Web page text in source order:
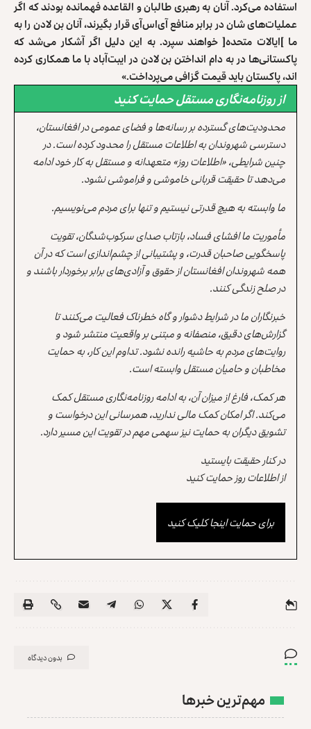
استفاده می‌کرد. آنان به رهبری طالبان و القاعده فهمانده بودند که اگر
عملیات‌های شان در برابر منافع آی‌اس‌آی قرار بگیرند، آنان بن لادن را به
ما]ایالات متحده[ خواهند سپرد. به این دلیل اگر آشکار می‌شد که
پاکستانی‌ها در به دام انداختن بن لادن در ایبت‌آباد با ما همکاری کرده
اند، پاکستان باید قیمت گزافی می‌پرداخت.»
از روزنامه‌نگاری مستقل حمایت کنید
محدودیت‌های گسترده بر رسانه‌ها و فضای عمومی در افغانستان،
دسترسی شهروندان به اطلاعات مستقل را محدود کرده است. در
چنین شرایطی، «اطلاعات روز» متعهدانه و مستقل به کار خود ادامه
می‌دهد تا حقیقت قربانی خاموشی و فراموشی نشود.
ما وابسته به هیچ قدرتی نیستیم و تنها برای مردم می‌نویسیم.
مأموریت ما افشای فساد، بازتاب صدای سرکوب‌شدگان، تقویت
پاسخگویی صاحبان قدرت، و پشتیبانی از چشم‌اندازی است که در آن
همه شهروندان افغانستان از حقوق و آزادی‌های برابر برخوردار باشند و
در صلح زندگی کنند.
خبرنگاران ما در شرایط دشوار و گاه خطرناک فعالیت می‌کنند تا
گزارش‌های دقیق، منصفانه و مبتنی بر واقعیت منتشر شود و
روایت‌های مردم به حاشیه رانده نشود. تداوم این کار، به حمایت
مخاطبان و حامیان مستقل وابسته است.
هر کمک، فارغ از میزان آن، به ادامه روزنامه‌نگاری مستقل کمک
می‌کند. اگر امکان کمک مالی ندارید، همرسانی این درخواست و
تشویق دیگران به حمایت نیز سهمی مهم در تقویت این مسیر دارد.
در کنار حقیقت بایستید
از اطلاعات روز حمایت کنید
برای حمایت اینجا کلیک کنید
بدون دیدگاه
مهم‌ترین خبرها